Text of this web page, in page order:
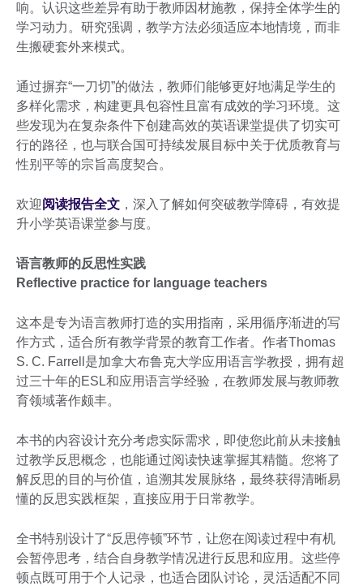
响。认识这些差异有助于教师因材施教，保持全体学生的
学习动力。研究强调，教学方法必须适应本地情境，而非
生搬硬套外来模式。
通过摒弃“一刀切”的做法，教师们能够更好地满足学生的
多样化需求，构建更具包容性且富有成效的学习环境。这
些发现为在复杂条件下创建高效的英语课堂提供了切实可
行的路径，也与联合国可持续发展目标中关于优质教育与
性别平等的宗旨高度契合。
欢迎阅读报告全文 ，深入了解如何突破教学障碍，有效提
升小学英语课堂参与度。
语言教师的反思性实践
Reflective practice for language teachers
这本是专为语言教师打造的实用指南，采用循序渐进的写
作方式，适合所有教学背景的教育工作者。作者Thomas
S. C. Farrell是加拿大布鲁克大学应用语言学教授，拥有超
过三十年的ESL和应用语言学经验，在教师发展与教师教
育领域著作颇丰。
本书的内容设计充分考虑实际需求，即使您此前从未接触
过教学反思概念，也能通过阅读快速掌握其精髓。您将了
解反思的目的与价值，追溯其发展脉络，最终获得清晰易
懂的反思实践框架，直接应用于日常教学。
全书特别设计了“反思停顿”环节，让您在阅读过程中有机
会暂停思考，结合自身教学情况进行反思和应用。这些停
顿点既可用于个人记录，也适合团队讨论，灵活适配不同